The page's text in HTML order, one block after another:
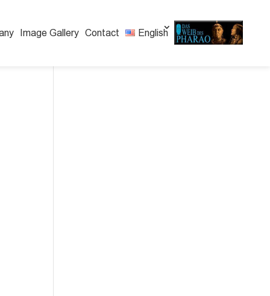
Image Gallery Contact English